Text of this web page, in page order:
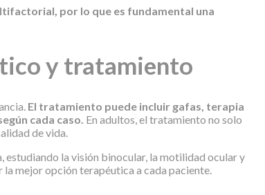
por lo que es fundamental una
y tratamiento
El tratamiento puede incluir gafas, terapia
cada caso. En adultos, el tratamiento no solo
de vida.
la visión binocular, la motilidad ocular y
mejor opción terapéutica a cada paciente.